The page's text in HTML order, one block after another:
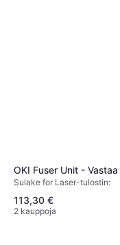
OKI Fuser Unit - Vastaa
Sulake for Laser-tulostin:
113,30 €
2 kauppoja